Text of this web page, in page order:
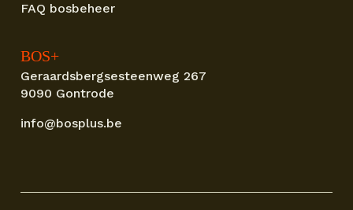
FAQ bosbeheer
BOS+
Geraardsbergsesteenweg 267
9090 Gontrode
info@bosplus.be